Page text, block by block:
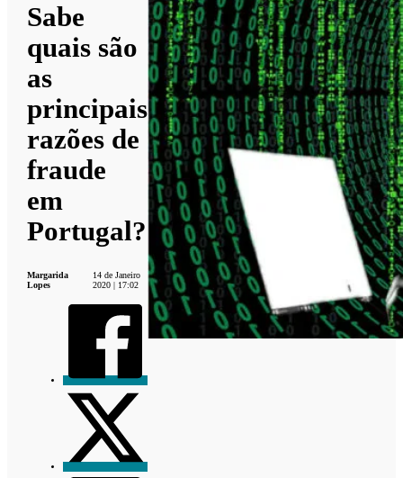
Sabe
quais são
as
principais
razões de
fraude
em
Portugal?
Margarida
Lopes
14 de Janeiro
2020 | 17:02